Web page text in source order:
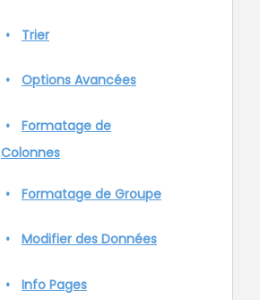
Trier
Options Avancées
Formatage de
Colonnes
Formatage de Groupe
Modifier des Données
Info Pages